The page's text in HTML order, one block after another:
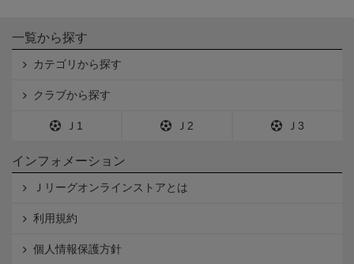
一覧から探す
カテゴリから探す
クラブから探す
Ｊ1 Ｊ2 Ｊ3
インフォメーション
Ｊリーグオンラインストアとは
利用規約
個人情報保護方針